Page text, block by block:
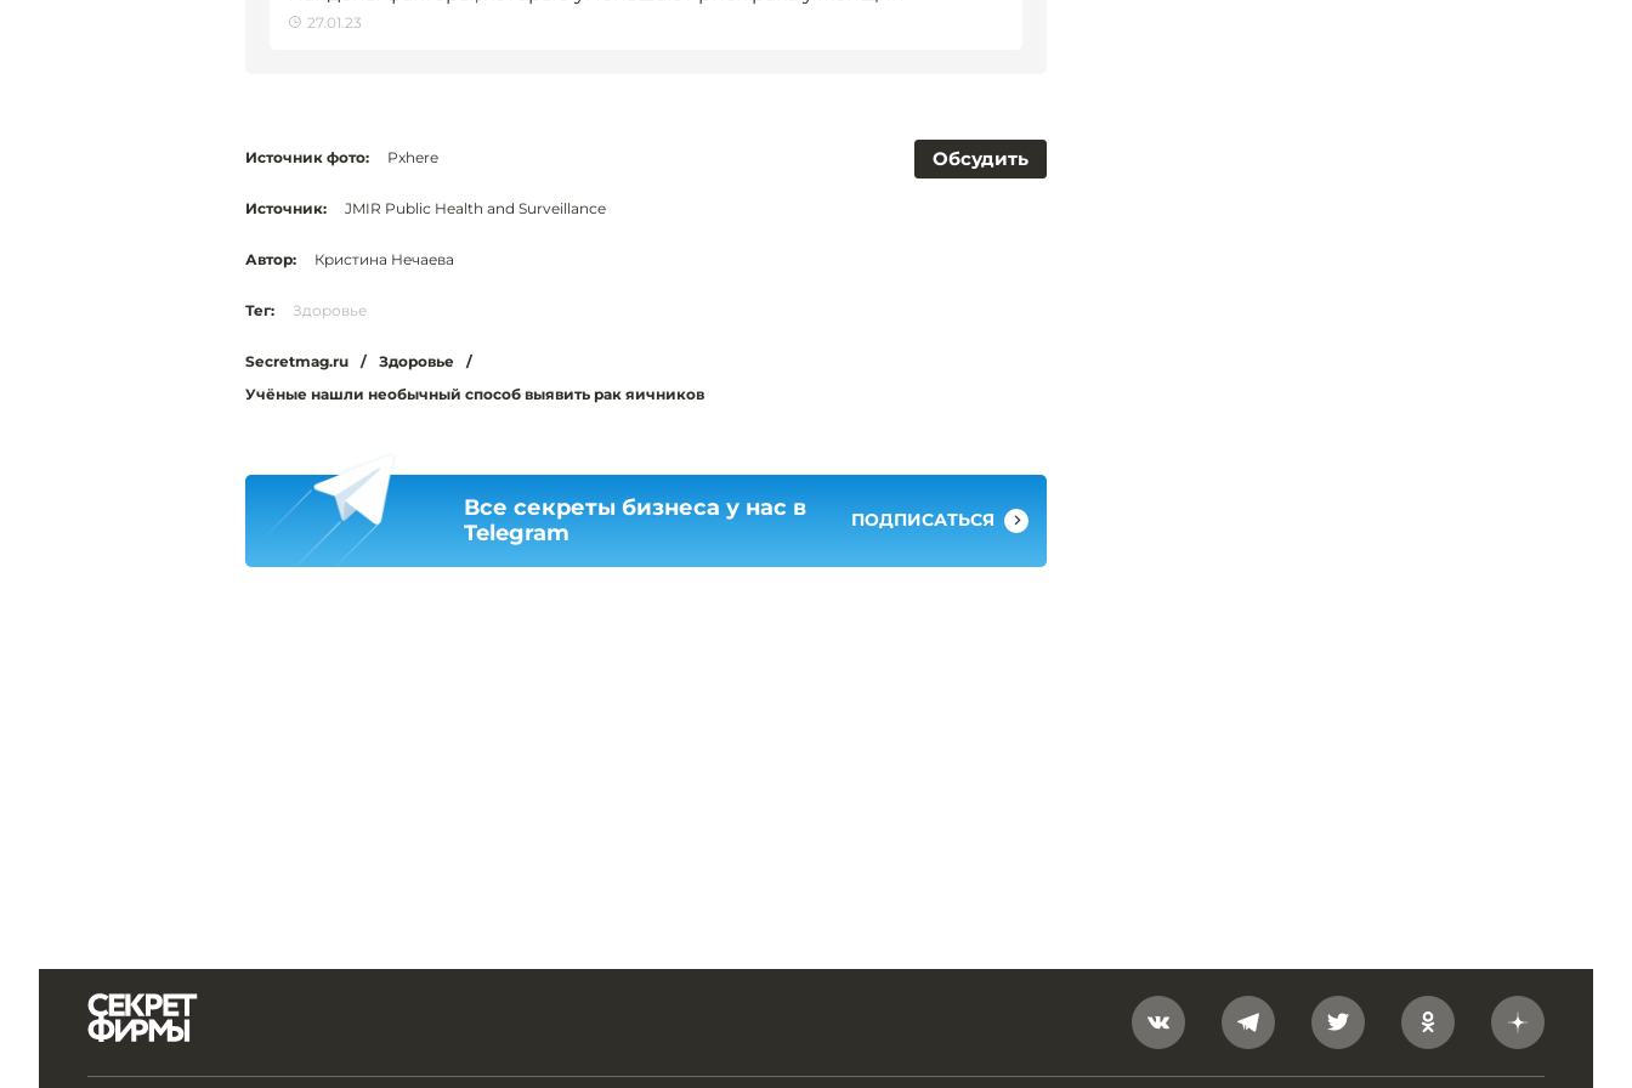
27.01.23
Обсудить
Источник фото: Рxhere
Источник: JMIR Public Health and Surveillance
Автор: Кристина Нечаева
Тег: Здоровье
Secretmag.ru / Здоровье
/
Учёные нашли необычный способ выявить рак яичников
Все секреты бизнеса у нас в
Telegram
ПОДПИСАТЬСЯ